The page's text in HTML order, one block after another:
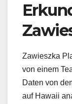
Zawieszka
von einem
Daten von
auf Hawaii